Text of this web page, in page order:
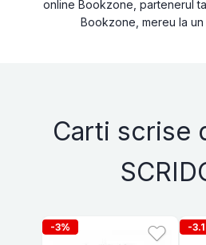
online Bookzone, partenerul
Bookzone, mereu la un
Carti scrise
-3% -